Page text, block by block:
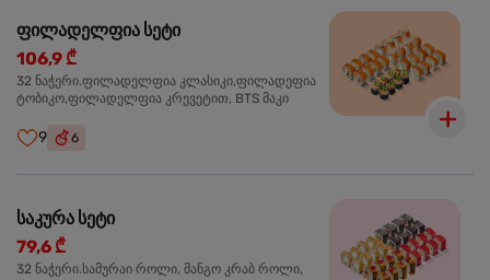
ფილადელფია სეტი
106,9 ₾
32 ნაჭერი.ფილადელფია კლასიკი,ფილადეფია
ტობიკო,ფილადელფია კრევეტით, BTS მაკი
9 6
საკურა სეტი
79,6 ₾
32 ნაჭერი.სამურაი როლი, მანგო კრაბ როლი,